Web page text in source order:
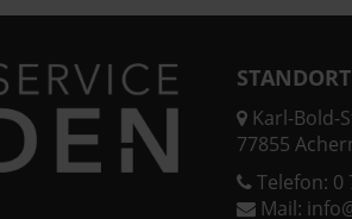
Karl-Bold-
77855
Telefon: 0
Mail: